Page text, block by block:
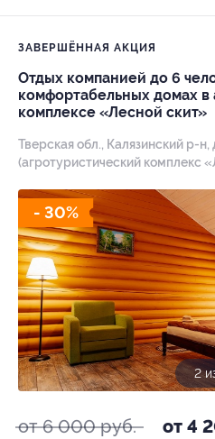
ЗАВЕРШЁННАЯ АКЦИЯ
Отдых компанией до 6
комфортабельных домах в
комплексе «Лесной скит»
Тверская обл., Калязинский р-
(агротуристический комплекс
- 30%
3
от 6 000 руб. от 4